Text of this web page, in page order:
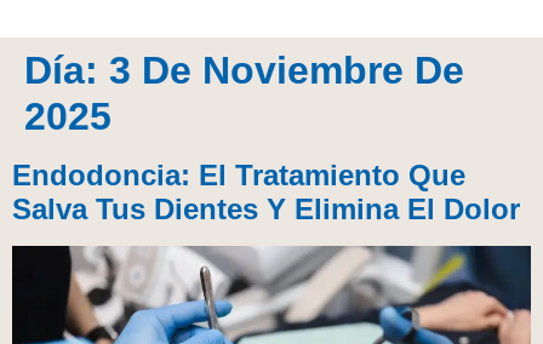
Día: 3 De Noviembre De
2025
Endodoncia: El Tratamiento Que
Salva Tus Dientes Y Elimina El Dolor